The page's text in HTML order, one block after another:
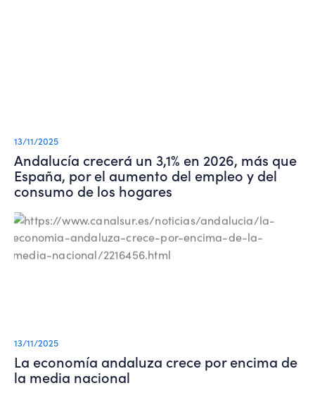
13/11/2025
Andalucía crecerá un 3,1% en 2026, más que
España, por el aumento del empleo y del
consumo de los hogares
13/11/2025
La economía andaluza crece por encima de
la media nacional